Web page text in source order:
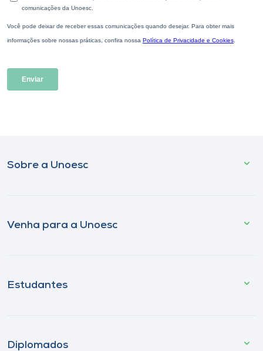
Sobre a Unoesc
Venha para a Unoesc
Estudantes
Diplomados